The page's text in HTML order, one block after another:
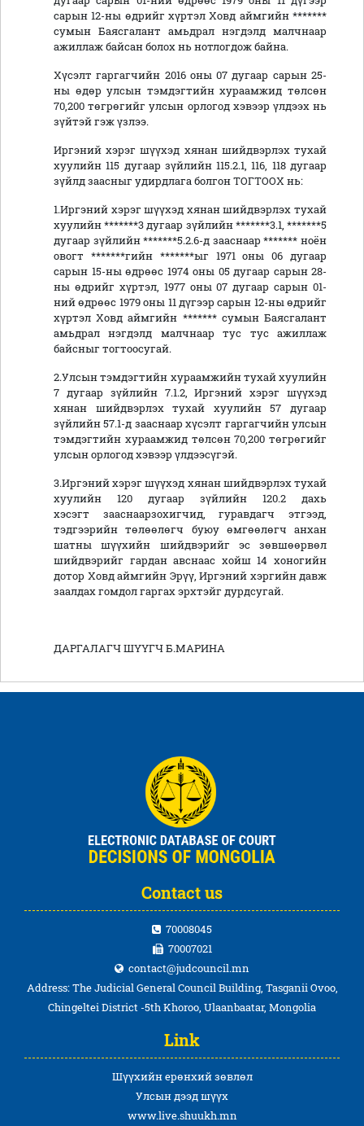
сарын 12-ны өдрийг хүртэл Ховд аймгийн *******
сумын Баясгалант амьдрал нэгдэлд малчнаар
ажиллаж байсан болох нь нотлогдож байна.
Хүсэлт гаргагчийн 2016 оны 07 дугаар сарын 25-
ны өдөр улсын тэмдэгтийн хураамжид төлсөн
70,200 төгрөгийг улсын орлогод хэвээр үлдээх нь
зүйтэй гэж үзлээ.
Иргэний хэрэг шүүхэд хянан шийдвэрлэх тухай
хуулийн 115 дугаар зүйлийн 115.2.1, 116, 118 дугаар
зүйлд заасныг удирдлага болгон ТОГТООХ нь:
1.Иргэний хэрэг шүүхэд хянан шийдвэрлэх тухай
хуулийн *******3 дугаар зүйлийн *******3.1, *******5
дугаар зүйлийн *******5.2.6-д зааснаар ******* ноён
овогт *******гийн *******ыг 1971 оны 06 дугаар
сарын 15-ны өдрөөс 1974 оны 05 дугаар сарын 28-
ны өдрийг хүртэл, 1977 оны 07 дугаар сарын 01-
ний өдрөөс 1979 оны 11 дүгээр сарын 12-ны өдрийг
хүртэл Ховд аймгийн ******* сумын Баясгалант
амьдрал нэгдэлд малчнаар тус тус ажиллаж
байсныг тогтоосугай.
2.Улсын тэмдэгтийн хураамжийн тухай хуулийн
7 дугаар зүйлийн 7.1.2, Иргэний хэрэг шүүхэд
хянан шийдвэрлэх тухай хуулийн 57 дугаар
зүйлийн 57.1-д зааснаар хүсэлт гаргагчийн улсын
тэмдэгтийн хураамжид төлсөн 70,200 төгрөгийг
улсын орлогод хэвээр үлдээсүгэй.
3.Иргэний хэрэг шүүхэд хянан шийдвэрлэх тухай
хуулийн 120 дугаар зүйлийн 120.2 дахь
хэсэгт зааснаарзохигчид, гуравдагч этгээд,
тэдгээрийн төлөөлөгч буюу өмгөөлөгч анхан
шатны шүүхийн шийдвэрийг эс зөвшөөрвөл
шийдвэрийг гардан авснаас хойш 14 хоногийн
дотор Ховд аймгийн Эрүү, Иргэний хэргийн давж
заалдах гомдол гаргах эрхтэйг дурдсугай.
ДАРГАЛАГЧ ШҮҮГЧ Б.МАРИНА
Contact us
70008045
70007021
contact@judcouncil.mn
Address: The Judicial General Council Building, Tasganii Ovoo,
Chingeltei District -5th Khoroo, Ulaanbaatar, Mongolia
Link
Шүүхийн ерөнхий зөвлөл
Улсын дээд шүүх
www.live.shuukh.mn